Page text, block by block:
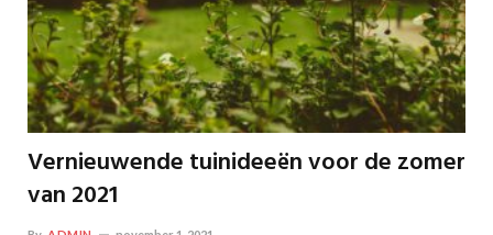
Vernieuwende tuinideeën voor de zomer
van 2021